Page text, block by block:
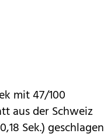
mit 47/100
aus der Schweiz
Sek.) geschlagen